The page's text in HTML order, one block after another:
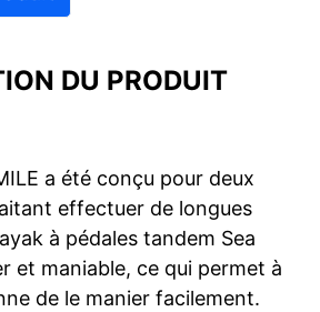
DU PRODUIT
a été conçu pour deux
effectuer de longues
à pédales tandem Sea
et maniable, ce qui permet à
de le manier facilement.